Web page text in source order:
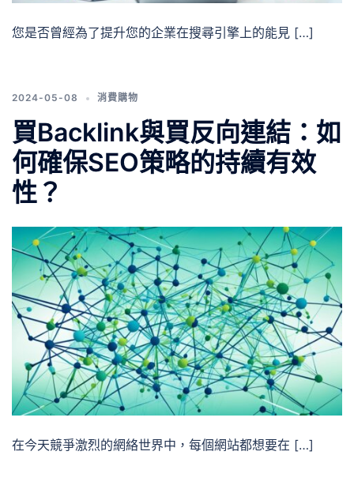
您是否曾經為了提升您的企業在搜尋引擎上的能見 […]
2024-05-08 消費購物
買Backlink與買反向連結：如
何確保SEO策略的持續有效
性？
在今天競爭激烈的網絡世界中，每個網站都想要在 […]